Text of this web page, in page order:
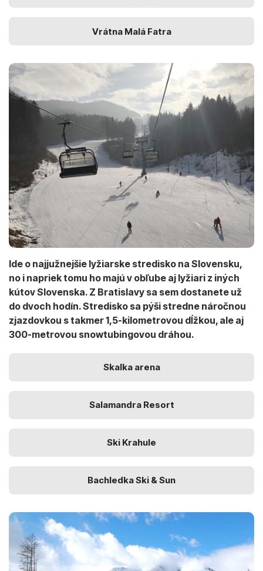
Vrátna Malá Fatra
Ide o najjužnejšie lyžiarske stredisko na Slovensku,
no i napriek tomu ho majú v obľube aj lyžiari z iných
kútov Slovenska. Z Bratislavy sa sem dostanete už
do dvoch hodín. Stredisko sa pýši stredne náročnou
zjazdovkou s takmer 1,5-kilometrovou dĺžkou, ale aj
300-metrovou snowtubingovou dráhou.
Skalka arena
Salamandra Resort
Ski Krahule
Bachledka Ski & Sun